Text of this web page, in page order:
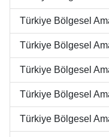
Türkiye Bölgesel
Türkiye Bölgesel
Türkiye Bölgesel
Türkiye Bölgesel
Türkiye Bölgesel